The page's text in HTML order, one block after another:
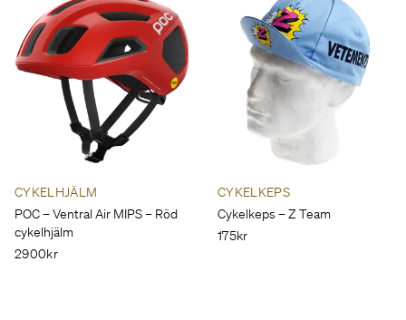
CYKELHJÄLM
POC – Ventral Air MIPS – Röd
cykelhjälm
2900kr
CYKELKEPS
Cykelkeps – Z Team
175kr